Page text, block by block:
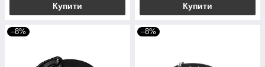
Купити Купити
–8% –8%